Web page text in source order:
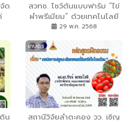
ด
สวทช. โชว์ต้นแบบฟาร์ม “ไข่
ผำพรีเมียม” ด้วยเทคโนโลยี
IoT พร้อมองค์ความรู้โรงงาน
อุตสาหกรรมอาหารแห่ง
อนาคต
29 พ.ค. 2568
น
เกษตร
สถานีวิจัยลำตะคอง วว. เชิญ